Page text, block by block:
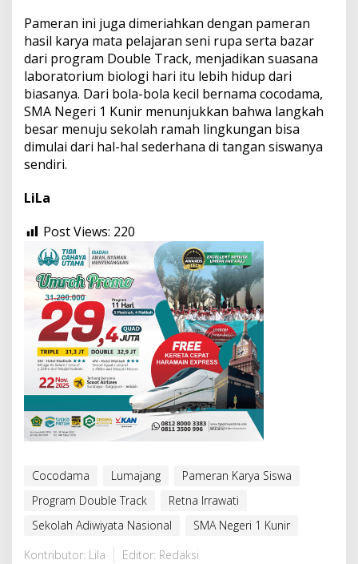
Pameran ini juga dimeriahkan dengan pameran
hasil karya mata pelajaran seni rupa serta bazar
dari program Double Track, menjadikan suasana
laboratorium biologi hari itu lebih hidup dari
biasanya. Dari bola-bola kecil bernama cocodama,
SMA Negeri 1 Kunir menunjukkan bahwa langkah
besar menuju sekolah ramah lingkungan bisa
dimulai dari hal-hal sederhana di tangan siswanya
sendiri.
LiLa
Post Views: 220
Cocodama Lumajang
Pameran Karya Siswa
Program Double Track
Retna Irrawati
Sekolah Adiwiyata Nasional
SMA Negeri 1 Kunir
Kontributor: Lila
Editor: Redaksi